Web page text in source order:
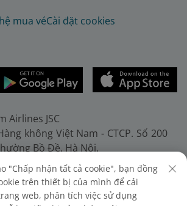
mua véCài đặt cookies
Airlines JSC
không Việt Nam - CTCP. Số 200
Bồ Đề, Hà Nội.
24) 38272289. Fax: (+84-24)
đăng ký doanh nghiệp, mã số
"Chấp nhận tất cả cookie", bạn đồng
trên thiết bị của mình để cải
web, phân tích việc sử dụng